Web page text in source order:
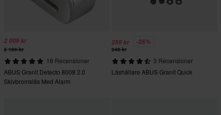
2 009 kr
2 199 kr
18 Recensioner
ABUS Granit Detecto 8008 2.0
Skivbromslås Med Alarm
259 kr -26%
349 kr
3 Recensioner
Låshållare ABUS Granit Quick